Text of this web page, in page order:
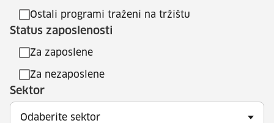
Ostali programi traženi na tržištu
Status zaposlenosti
Za zaposlene
Za nezaposlene
Sektor
Odaberite sektor